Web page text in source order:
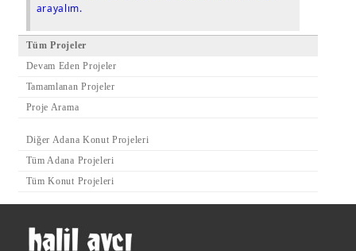
Tüm Projeler
Devam Eden Projeler
Tamamlanan Projeler
Proje Arama
Diğer Adana Konut Projeleri
Tüm Adana Projeleri
Tüm Konut Projeleri
arayalım.